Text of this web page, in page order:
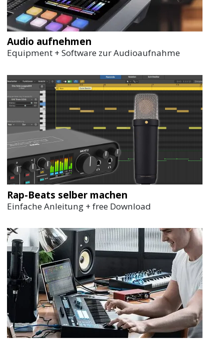
Audio aufnehmen
Equipment + Software zur Audioaufnahme
Rap-Beats selber machen
Einfache Anleitung + free Download